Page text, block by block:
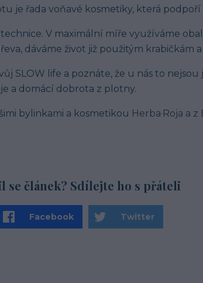
je řada voňavé kosmetiky, která
V maximální míře využíváme
dáváme život již použitým krabičkám
SLOW life a poznáte, že u nás to
a domácí dobrota z plotny.
bylinkami a kosmetikou Herba·Roja a
se článek? Sdílejte ho s přáteli
Facebook Twitter